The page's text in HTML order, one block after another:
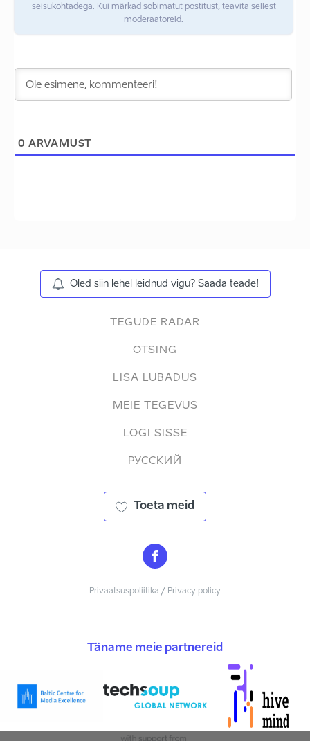
seisukohtadega. Kui märkad sobimatut postitust, teavita sellest
moderaatoreid.
0 ARVAMUST
Oled siin lehel leidnud vigu? Saada teade!
TEGUDE RADAR
OTSING
LISA LUBADUS
MEIE TEGEVUS
LOGI SISSE
РУССКИЙ
Toeta meid
Privaatsuspoliitika / Privacy policy
Täname meie partnereid